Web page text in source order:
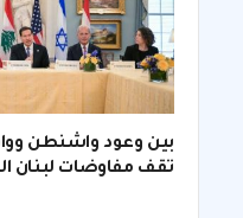
بين وعود واشنطن
تقف مفاوضات لبنان